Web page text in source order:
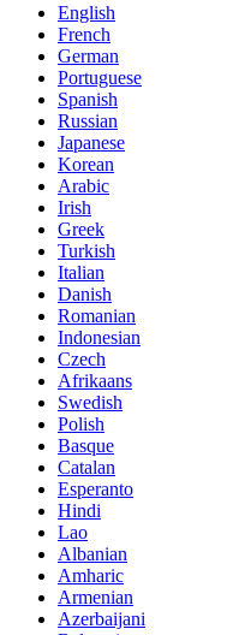
English
French
German
Portuguese
Spanish
Russian
Japanese
Korean
Arabic
Irish
Greek
Turkish
Italian
Danish
Romanian
Indonesian
Czech
Afrikaans
Swedish
Polish
Basque
Catalan
Esperanto
Hindi
Lao
Albanian
Amharic
Armenian
Azerbaijani